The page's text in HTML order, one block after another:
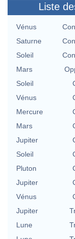
Liste
Vénus
Saturne
Soleil
Mars
Soleil
Vénus
Mercure
Mars
Jupiter
Soleil
Pluton
Jupiter
Vénus
Jupiter
Lune